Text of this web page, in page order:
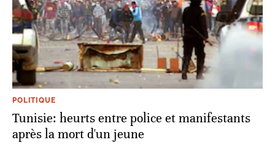
POLITIQUE
Tunisie: heurts entre police et manifestants
après la mort d'un jeune